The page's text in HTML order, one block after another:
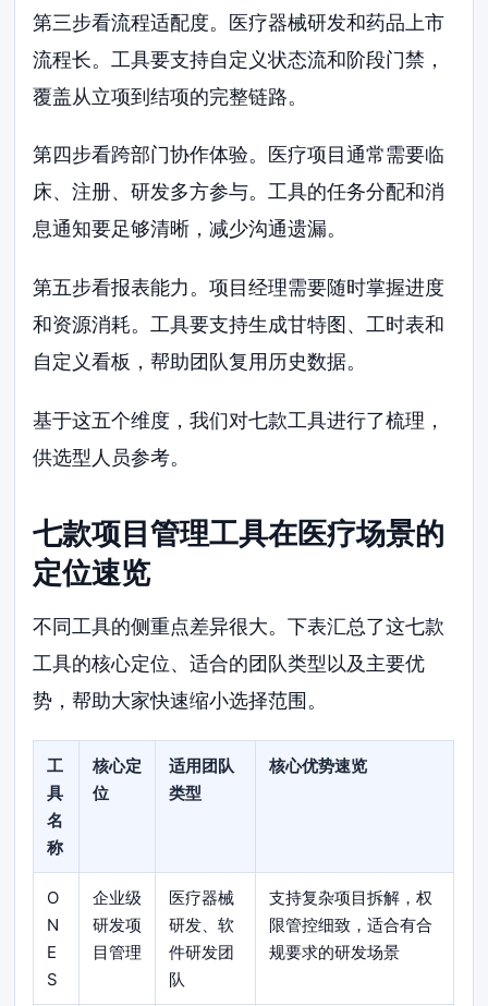
第三步看流程适配度。医疗器械研发和药品上市
流程长。工具要支持自定义状态流和阶段门禁，
覆盖从立项到结项的完整链路。
第四步看跨部门协作体验。医疗项目通常需要临
床、注册、研发多方参与。工具的任务分配和消
息通知要足够清晰，减少沟通遗漏。
第五步看报表能力。项目经理需要随时掌握进度
和资源消耗。工具要支持生成甘特图、工时表和
自定义看板，帮助团队复用历史数据。
基于这五个维度，我们对七款工具进行了梳理，
供选型人员参考。
七款项目管理工具在医疗场景的
定位速览
不同工具的侧重点差异很大。下表汇总了这七款
工具的核心定位、适合的团队类型以及主要优
势，帮助大家快速缩小选择范围。
工
具
名
称
核心定
位
适用团队
类型
核心优势速览
O
N
E
S
企业级
研发项
目管理
医疗器械
研发、软
件研发团
队
支持复杂项目拆解，权
限管控细致，适合有合
规要求的研发场景